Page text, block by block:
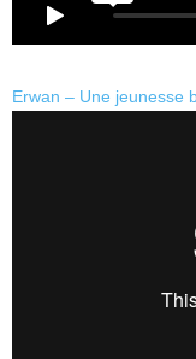
Erwan – Une jeunesse